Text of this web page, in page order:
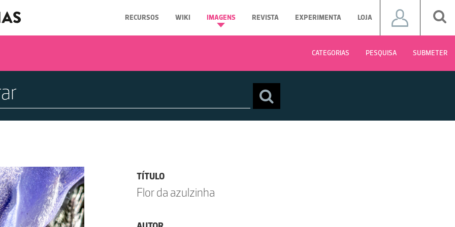
RECURSOS WIKI IMAGENS REVISTA EXPERIMENTA LOJA
CATEGORIAS PESQUISA SUBMETER
TÍTULO
Flor da azulzinha